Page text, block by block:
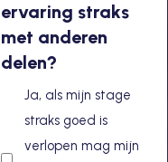
ervaring straks
met anderen
delen?
Ja, als mijn stage
straks goed is
verlopen mag mijn